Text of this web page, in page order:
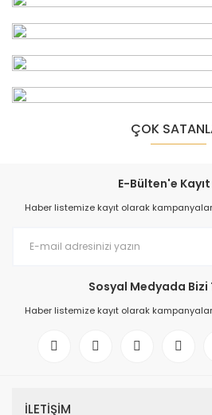
1.800,00 TL
ÇOK
E-Bülten'e
Haber listemize kayıt olarak
Sosyal Medyada Bizi
Haber listemize kayıt olarak
İLETİŞİM